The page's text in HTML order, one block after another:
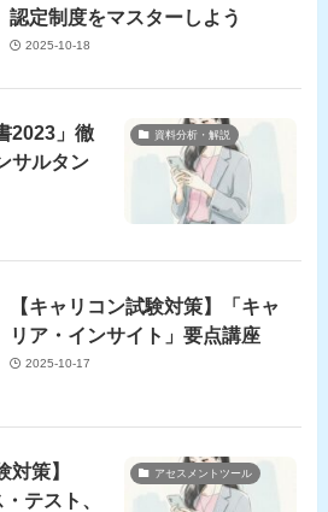
認定制度をマスターしよう
2025-10-18
資料分析・解説
2023」徹
サルタン
【キャリコン試験対策】「キャ
リア・インサイト」要点講座
2025-10-17
アセスメントツール
対策】
テスト、